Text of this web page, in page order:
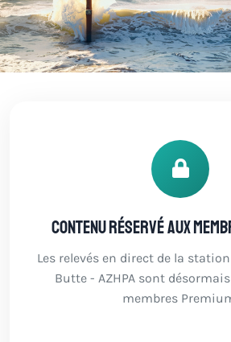
Contenu réservé aux
Les relevés en direct de la
Butte - AZHPA sont
membres